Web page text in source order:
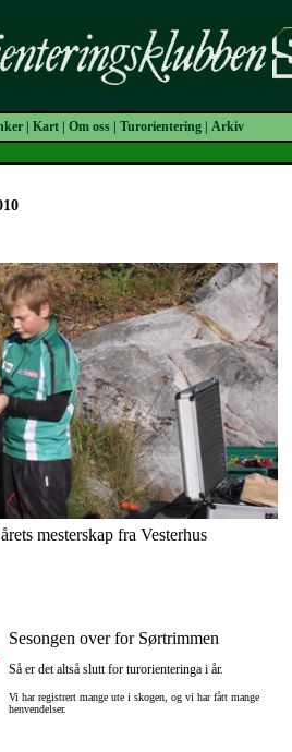
Kart Om oss Turorientering Arkiv
mesterskap fra Vesterhus
Sesongen over for Sørtrimmen
Så er det altså slutt for turorienteringa i år.
Vi har registrert mange ute i skogen, og vi har fått mange
henvendelser.